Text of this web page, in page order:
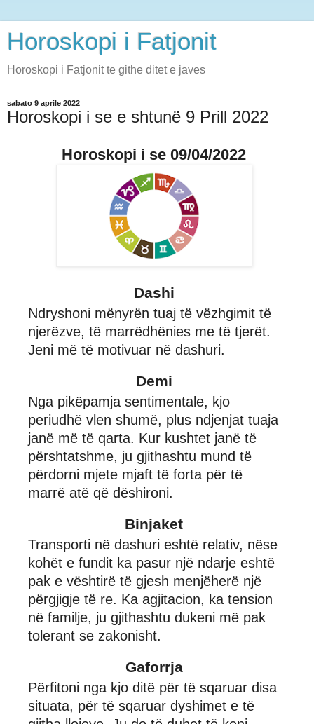
Horoskopi i Fatjonit
Horoskopi i Fatjonit te githe ditet e javes
sabato 9 aprile 2022
Horoskopi i se e shtunë 9 Prill 2022
Horoskopi i se 09/04/2022
Dashi
Ndryshoni mënyrën tuaj të vëzhgimit të
njerëzve, të marrëdhënies me të tjerët.
Jeni më të motivuar në dashuri.
Demi
Nga pikëpamja sentimentale, kjo
periudhë vlen shumë, plus ndjenjat tuaja
janë më të qarta. Kur kushtet janë të
përshtatshme, ju gjithashtu mund të
përdorni mjete mjaft të forta për të
marrë atë që dëshironi.
Binjaket
Transporti në dashuri eshtë relativ, nëse
kohët e fundit ka pasur një ndarje eshtë
pak e vështirë të gjesh menjëherë një
përgjigje të re. Ka agjitacion, ka tension
në familje, ju gjithashtu dukeni më pak
tolerant se zakonisht.
Gaforrja
Përfitoni nga kjo ditë për të sqaruar disa
situata, për të sqaruar dyshimet e të